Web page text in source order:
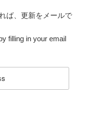
ば、更新をメールで
filling in your email